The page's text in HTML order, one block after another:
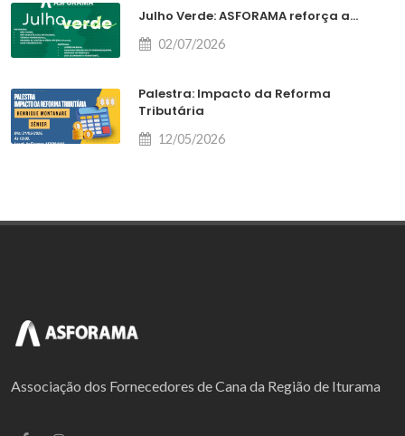
Julho Verde: ASFORAMA reforça a...
02/07/2026
Palestra: Impacto da Reforma
Tributária
12/05/2026
Associação dos Fornecedores de Cana da Região de Iturama